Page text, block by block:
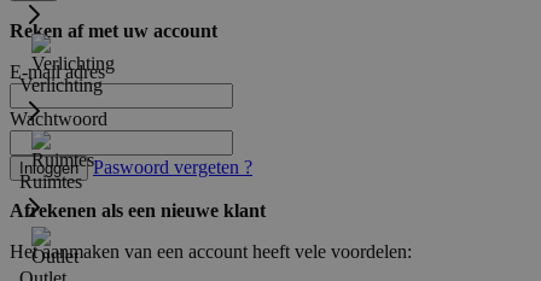
Verlichting
Ruimtes
Reken af met uw account
E-mail adres
Wachtwoord
Inloggen Paswoord vergeten ?
Afrekenen als een nieuwe klant
Het aanmaken van een account heeft vele voordelen: